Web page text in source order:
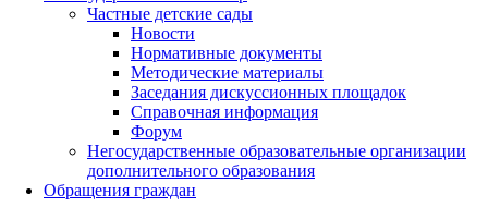
Частные детские сады
Новости
Нормативные документы
Методические материалы
Заседания дискуссионных площадок
Справочная информация
Форум
Негосударственные образовательные организации
дополнительного образования
Обращения граждан